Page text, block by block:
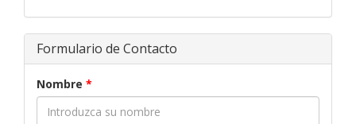
Formulario de Contacto
Nombre *